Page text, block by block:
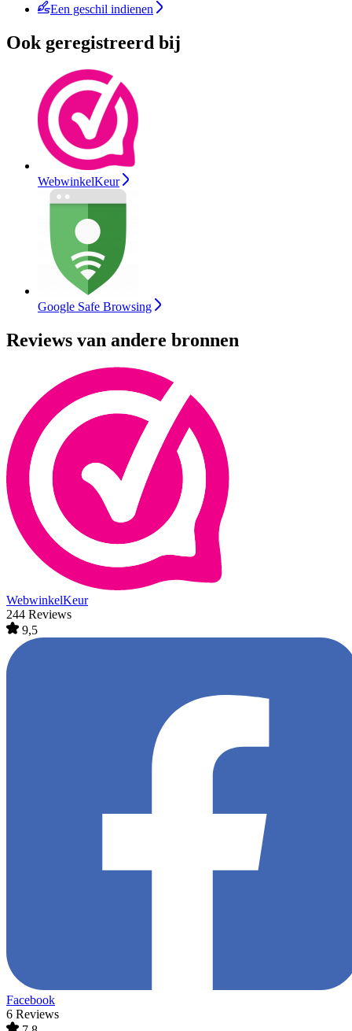
Een geschil indienen
Ook geregistreerd bij
WebwinkelKeur
Google Safe Browsing
Reviews van andere bronnen
WebwinkelKeur
244 Reviews
9,5
Facebook
6 Reviews